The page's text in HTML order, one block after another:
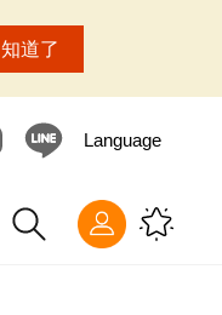
知道了
Language